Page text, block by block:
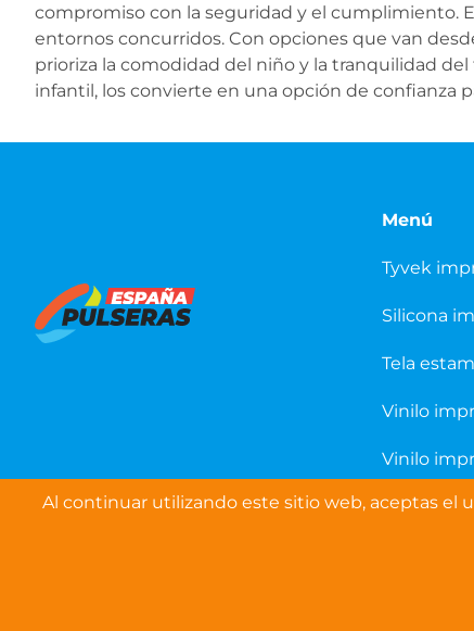
Al continuar utilizando este sitio web, aceptas el
compromiso con la seguridad y el cumplimiento.
entornos concurridos. Con opciones que van
prioriza la comodidad del niño y la tranquilidad
infantil, los convierte en una opción de confianza
Menú
Tyvek
Silicona
Tela
Vinilo
Vinilo